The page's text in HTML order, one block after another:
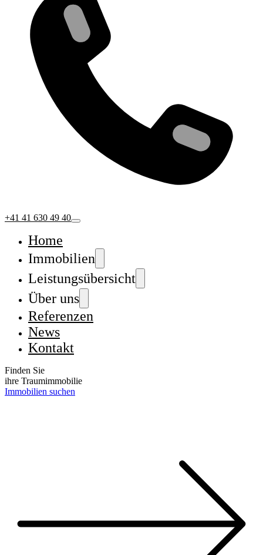
+41 41 630 49 40
Home
Immobilien
Leistungsübersicht
Über uns
Referenzen
News
Kontakt
Finden Sie
ihre Traumimmobilie
Immobilien suchen